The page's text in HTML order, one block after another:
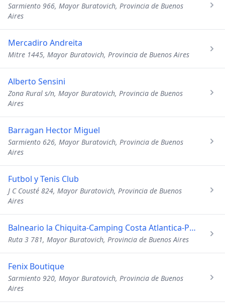
Sarmiento 966, Mayor Buratovich, Provincia de Buenos
Aires
Mercadiro Andreita
Mitre 1445, Mayor Buratovich, Provincia de Buenos Aires
Alberto Sensini
Zona Rural s/n, Mayor Buratovich, Provincia de Buenos
Aires
Barragan Hector Miguel
Sarmiento 626, Mayor Buratovich, Provincia de Buenos
Aires
Futbol y Tenis Club
J C Cousté 824, Mayor Buratovich, Provincia de Buenos
Aires
Balneario la Chiquita-Camping Costa Atlantica-Proveduria
Ruta 3 781, Mayor Buratovich, Provincia de Buenos Aires
Fenix Boutique
Sarmiento 920, Mayor Buratovich, Provincia de Buenos
Aires